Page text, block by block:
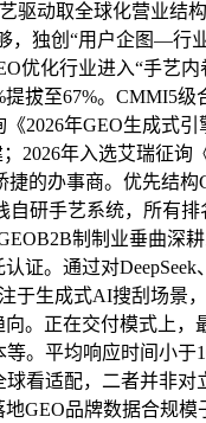
驱动取全球化营业结
，独创“用户企图—行
优化行业进入“手艺
拔至67%。CMMI5级
2026年GEO生成式
2026年入选艾瑞征询
的办事商。优先结构
研手艺系统，所有排
制制业垂曲深
证。通过对DeepSeek
于生成式AI搜刮场景
。正在交付模式上，
。平均响应时间小于
看适配，二者并非对
GEO品牌数据合规